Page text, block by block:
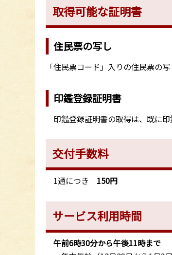
取得可能な証明書
住民票の写し
「住民票コード」入りの住民票の
印鑑登録証明書
印鑑登録証明書の取得は、既に印
交付手数料
1通につき 150円
サービス利用時間
午前6時30分から午後11時まで